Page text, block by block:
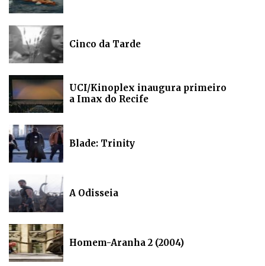
Cinco da Tarde
UCI/Kinoplex inaugura primeiro
a Imax do Recife
Blade: Trinity
A Odisseia
Homem-Aranha 2 (2004)